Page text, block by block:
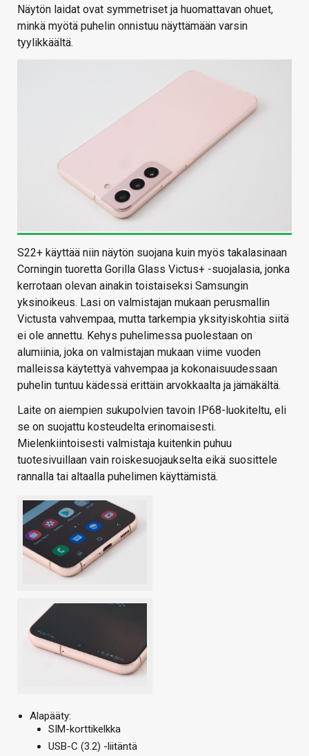
Näytön laidat ovat symmetriset ja huomattavan ohuet,
minkä myötä puhelin onnistuu näyttämään varsin
tyylikkäältä.
S22+ käyttää niin näytön suojana kuin myös takalasinaan
Corningin tuoretta Gorilla Glass Victus+ -suojalasia, jonka
kerrotaan olevan ainakin toistaiseksi Samsungin
yksinoikeus. Lasi on valmistajan mukaan perusmallin
Victusta vahvempaa, mutta tarkempia yksityiskohtia siitä
ei ole annettu. Kehys puhelimessa puolestaan on
alumiinia, joka on valmistajan mukaan viime vuoden
malleissa käytettyä vahvempaa ja kokonaisuudessaan
puhelin tuntuu kädessä erittäin arvokkaalta ja jämäkältä.
Laite on aiempien sukupolvien tavoin IP68-luokiteltu, eli
se on suojattu kosteudelta erinomaisesti.
Mielenkiintoisesti valmistaja kuitenkin puhuu
tuotesivuillaan vain roiskesuojaukselta eikä suosittele
rannalla tai altaalla puhelimen käyttämistä.
Alapääty:
SIM-korttikelkka
USB-C (3.2) -liitäntä